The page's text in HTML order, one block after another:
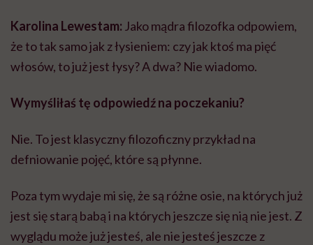
Karolina Lewestam: Jako mądra filozofka odpowiem,
że to tak samo jak z łysieniem: czy jak ktoś ma pięć
włosów, to już jest łysy? A dwa? Nie wiadomo.
Wymyśliłaś tę odpowiedź na poczekaniu?
Nie. To jest klasyczny filozoficzny przykład na
defniowanie pojęć, które są płynne.
Poza tym wydaje mi się, że są różne osie, na których już
jest się starą babą i na których jeszcze się nią nie jest. Z
wyglądu może już jesteś, ale nie jesteś jeszcze z